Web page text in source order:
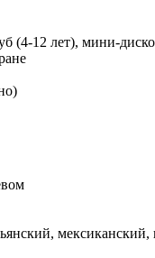
(4-12 лет), мини-диско